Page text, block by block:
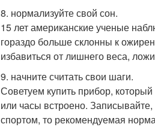
8. нормализуйте свой сон.
15 лет американские ученые
гораздо больше склонны к
избавиться от лишнего веса,
9. начните считать свои шаги.
Советуем купить прибор,
или часы встроено.
спортом, то рекомендуемая